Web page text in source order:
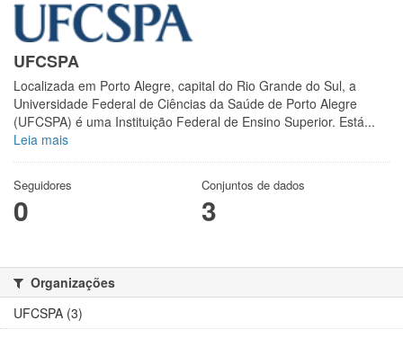
UFCSPA
Localizada em Porto Alegre, capital do Rio Grande do Sul, a
Universidade Federal de Ciências da Saúde de Porto Alegre
(UFCSPA) é uma Instituição Federal de Ensino Superior. Está...
Leia mais
Seguidores
0
Conjuntos de dados
3
Organizações
UFCSPA (3)